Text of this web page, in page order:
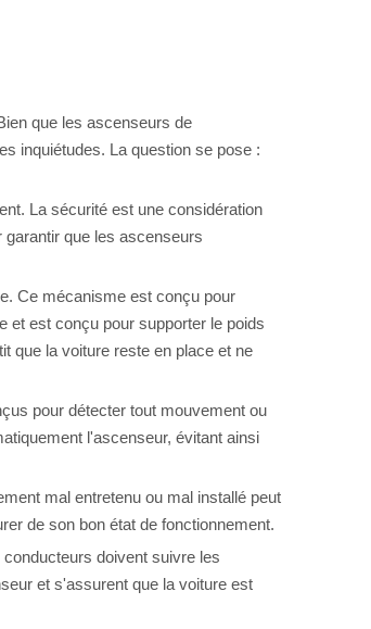
que les ascenseurs de
inquiétudes. La question se pose :
La sécurité est une considération
que les ascenseurs
Ce mécanisme est conçu pour
et est conçu pour supporter le poids
que la voiture reste en place et ne
pour détecter tout mouvement ou
l'ascenseur, évitant ainsi
mal entretenu ou mal installé peut
de son bon état de fonctionnement.
doivent suivre les
et s'assurent que la voiture est